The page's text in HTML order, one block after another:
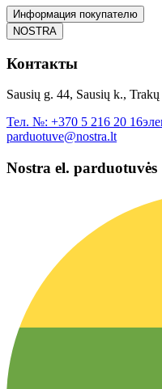
Информация покупателю
NOSTRA
Контакты
Sausių g. 44, Sausių k.,
Тел. №: +370 5 216 20 16
parduotuve@nostra.lt
Nostra el. parduotuvės